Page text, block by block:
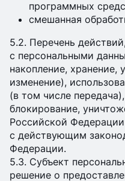
программных
смешанная
5.2. Перечень
с персональными
накопление, хранение,
изменение),
(в том числе
блокирование,
Российской
с действующим
Федерации.
5.3. Субъект
решение о